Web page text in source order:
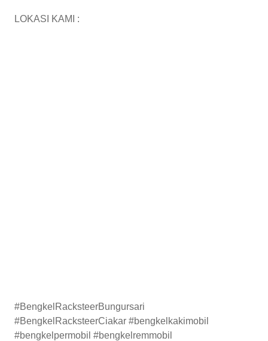
LOKASI KAMI :
#BengkelRacksteerBungursari
#BengkelRacksteerCiakar #bengkelkakimobil
#bengkelpermobil #bengkelremmobil